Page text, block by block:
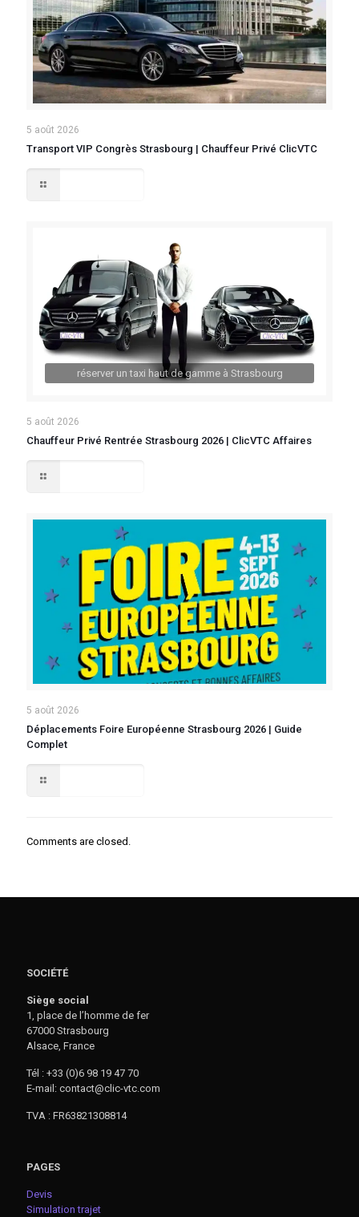
5 août 2026
Transport VIP Congrès Strasbourg | Chauffeur Privé ClicVTC
réserver un taxi haut de gamme à Strasbourg
5 août 2026
Chauffeur Privé Rentrée Strasbourg 2026 | ClicVTC Affaires
5 août 2026
Déplacements Foire Européenne Strasbourg 2026 | Guide
Complet
Comments are closed.
SOCIÉTÉ
Siège social
1, place de l’homme de fer
67000 Strasbourg
Alsace, France
Tél : +33 (0)6 98 19 47 70
E-mail: contact@clic-vtc.com
TVA : FR63821308814
PAGES
Devis
Simulation trajet